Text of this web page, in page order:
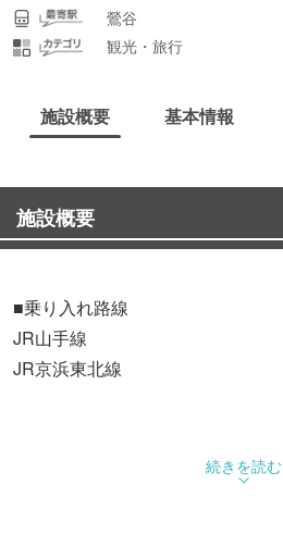
鶯谷
観光・旅行
施設概要 基本情報
施設概要
■乗り入れ路線
JR山手線
JR京浜東北線
続きを読む